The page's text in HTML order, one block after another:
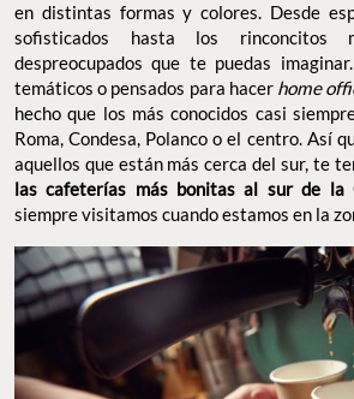
en distintas formas y colores. Desde
sofisticados hasta los rinconcitos
despreocupados que te puedas
temáticos o pensados para hacer home
hecho que los más conocidos casi
Roma, Condesa, Polanco o el centro. Así
aquellos que están más cerca del sur, te
las cafeterías más bonitas al sur de la
siempre visitamos cuando estamos en la